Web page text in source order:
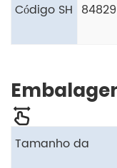
Código SH
Tamanho da